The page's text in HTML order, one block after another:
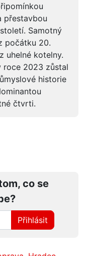
přestavbou
Samotný
počátku 20.
uhelné kotelny.
roce 2023 zůstal
historie
čtvrti.
co se
Přihlásit